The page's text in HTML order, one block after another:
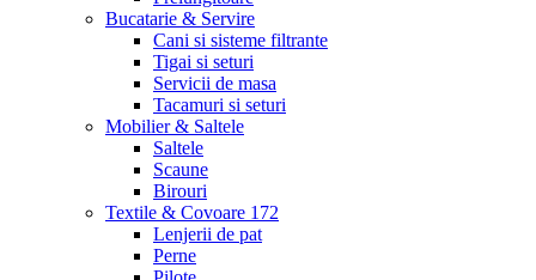
Bucatarie & Servire
Cani si sisteme filtrante
Tigai si seturi
Servicii de masa
Tacamuri si seturi
Mobilier & Saltele
Saltele
Scaune
Birouri
Textile & Covoare 172
Lenjerii de pat
Perne